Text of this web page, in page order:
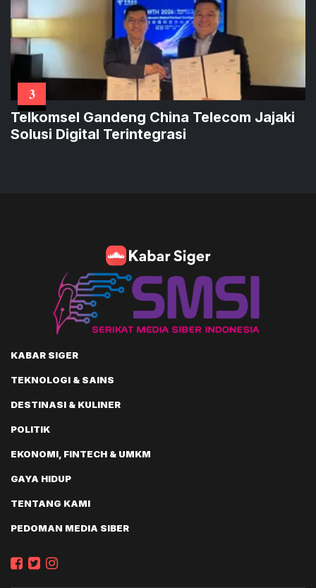
3
Telkomsel Gandeng China Telecom Jajaki
Solusi Digital Terintegrasi
KABAR SIGER
TEKNOLOGI & SAINS
DESTINASI & KULINER
POLITIK
EKONOMI, FINTECH & UMKM
GAYA HIDUP
TENTANG KAMI
PEDOMAN MEDIA SIBER